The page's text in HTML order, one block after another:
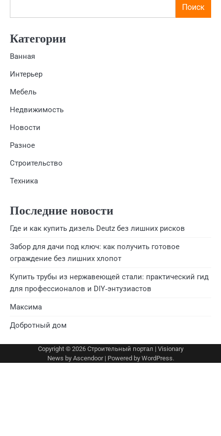
Поиск
Категории
Ванная
Интерьер
Мебель
Недвижимость
Новости
Разное
Строительство
Техника
Последние новости
Где и как купить дизель Deutz без лишних рисков
Забор для дачи под ключ: как получить готовое
ограждение без лишних хлопот
Купить трубы из нержавеющей стали: практический гид
для профессионалов и DIY‑энтузиастов
Максима
Добротный дом
Copyright © 2026 Строительный портал | Visionary
News by Ascendoor| Powered by WordPress.